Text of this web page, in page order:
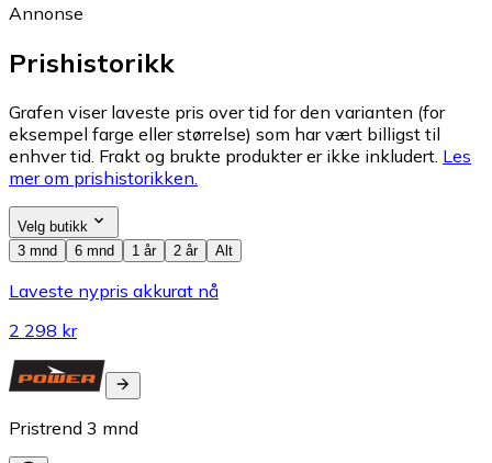
Annonse
Prishistorikk
Grafen viser laveste pris over tid for den varianten (for
eksempel farge eller størrelse) som har vært billigst til
enhver tid. Frakt og brukte produkter er ikke inkludert. Les
mer om prishistorikken.
Velg butikk
3 mnd
6 mnd 1 år 2 år Alt
Laveste nypris akkurat nå
2 298 kr
Pristrend 3 mnd